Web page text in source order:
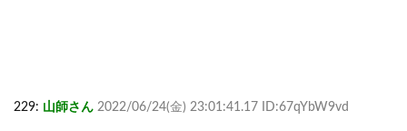
229: 山師さん 2022/06/24(金) 23:01:41.17 ID:67qYbW9vd